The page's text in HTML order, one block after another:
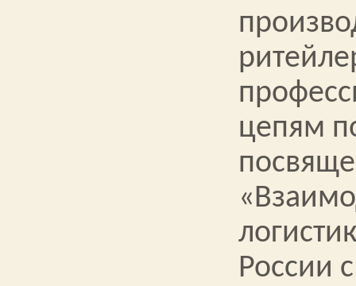
цепям
России